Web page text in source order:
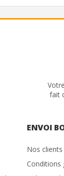
fait
ENVOI
Nos clients
Conditions